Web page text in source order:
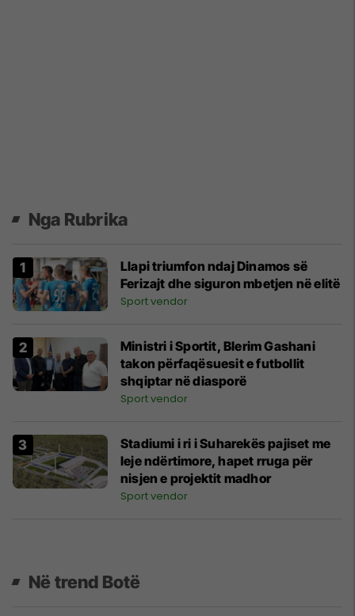
Nga Rubrika
Llapi triumfon ndaj Dinamos së
Ferizajt dhe siguron mbetjen në elitë
Sport vendor
Ministri i Sportit, Blerim Gashani
takon përfaqësuesit e futbollit
shqiptar në diasporë
Sport vendor
Stadiumi i ri i Suharekës pajiset me
leje ndërtimore, hapet rruga për
nisjen e projektit madhor
Sport vendor
Në trend Botë